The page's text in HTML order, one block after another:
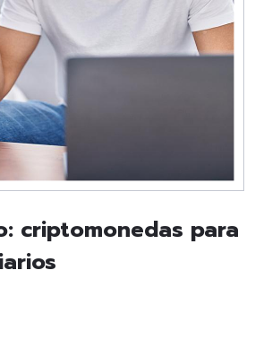
criptomonedas para